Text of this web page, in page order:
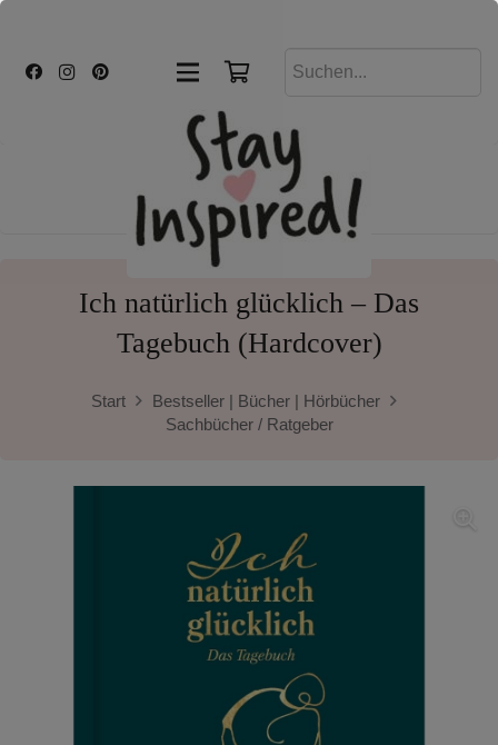
Ich natürlich glücklich – Das
Tagebuch (Hardcover)
Start
Bestseller | Bücher | Hörbücher
Sachbücher / Ratgeber